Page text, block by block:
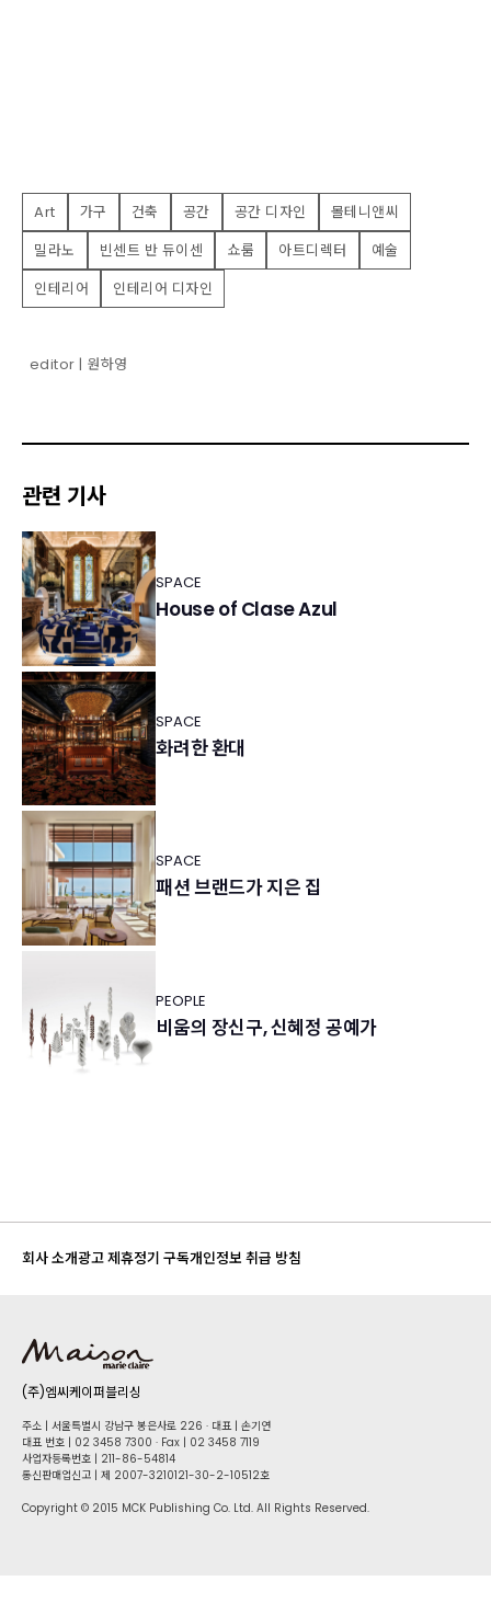
Art 가구 건축 공간 공간 디자인
몰테니앤씨
밀라노
빈센트 반 듀이센 쇼룸 아트디렉터
예술
인테리어
인테리어 디자인
editor | 원하영
관련 기사
SPACE
House of Clase Azul
SPACE
화려한 환대
SPACE
패션 브랜드가 지은 집
PEOPLE
비움의 장신구, 신혜정 공예가
회사 소개광고 제휴정기 구독개인정보 취급 방침
(주)엠씨케이퍼블리싱
주소 | 서울특별시 강남구 봉은사로 226 · 대표 | 손기연
대표 번호 | 02 34​58 7300 · Fax | 02 34​58 7119
사업자등록번호 | 211-86-5​4814
통신판매업신고 | 제 2007-3210121-30-2-10512호
Copyright © 2015 MCK Publishing Co. Ltd. All Rights Reserved.